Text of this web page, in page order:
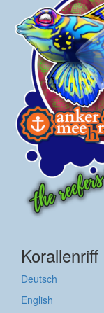
Korallenriff
Deutsch
English